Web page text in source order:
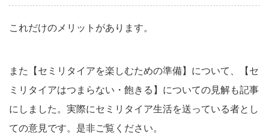
これだけのメリットがあります。
また【セミリタイアを楽しむための準備】について、【セ
ミリタイアはつまらない・飽きる】についての見解も記事
にしました。実際にセミリタイア生活を送っている者とし
ての意見です。是非ご覧ください。